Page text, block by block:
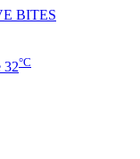
BITES
32°C